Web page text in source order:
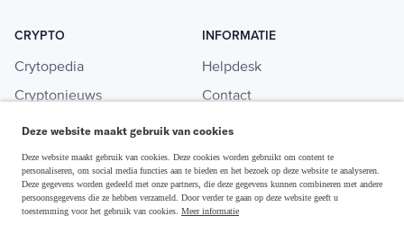
CRYPTO
Crytopedia
Cryptonieuws
Crypto koopgids
Investeren in crypto
INFORMATIE
Helpdesk
Contact
Adverteren
Disclaimer & Privacy
Deze website maakt gebruik van cookies
Deze website maakt gebruik van cookies. Deze cookies worden gebruikt om content te
personaliseren, om social media functies aan te bieden en het bezoek op deze website te analyseren.
Deze gegevens worden gedeeld met onze partners, die deze gegevens kunnen combineren met andere
persoonsgegevens die ze hebben verzameld. Door verder te gaan op deze website geeft u
toestemming voor het gebruik van cookies. Meer informatie